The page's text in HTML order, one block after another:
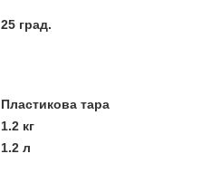
25 град.
Пластикова тара
1.2 кг
1.2 л